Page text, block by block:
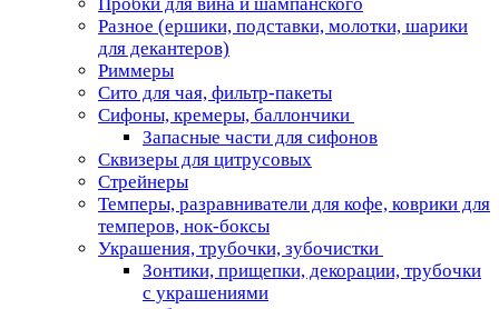
Разное (ершики, подставки, молотки, шарики
для декантеров)
Риммеры
Сито для чая, фильтр-пакеты
Сифоны, кремеры, баллончики
Запасные части для сифонов
Сквизеры для цитрусовых
Стрейнеры
Темперы, разравниватели для кофе, коврики для
темперов, нок-боксы
Украшения, трубочки, зубочистки
Зонтики, прищепки, декорации, трубочки
с украшениями